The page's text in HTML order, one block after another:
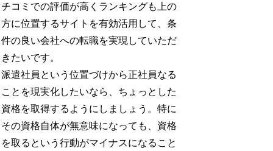
チコミでの評価が高くランキングも上の
方に位置するサイトを有効活用して、条
件の良い会社への転職を実現していただ
きたいです。
派遣社員という位置づけから正社員なる
ことを現実化したいなら、ちょっとした
資格を取得するようにしましょう。特に
その資格自体が無意味になっても、資格
を取るという行動がマイナスになること